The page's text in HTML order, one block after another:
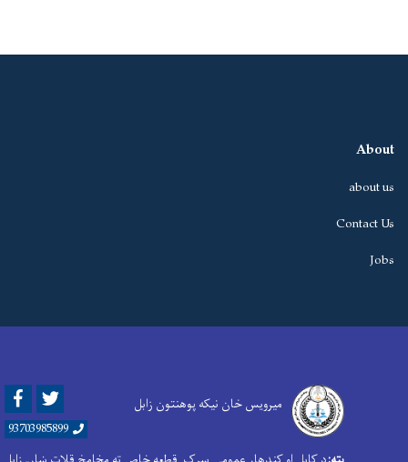
About
about us
Contact Us
Jobs
میرویس خان نیکه پوهنتون زابل Facebook
93703985899